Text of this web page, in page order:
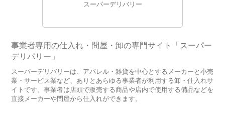
スーパーデリバリー
事業者専用の仕入れ・問屋・卸の専門サイト「スーパー
デリバリー」
スーパーデリバリーは、アパレル・雑貨を中心とするメーカーと小売
業・サービス業など、ありとあらゆる事業者が利用する卸・仕入れサ
イトです。事業者は店頭で販売する商品や店内で使用する備品などを
直接メーカーや問屋から仕入れができます。